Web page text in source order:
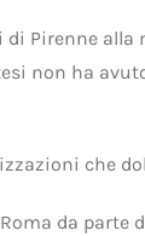
di Pirenne
non ha
che
da parte